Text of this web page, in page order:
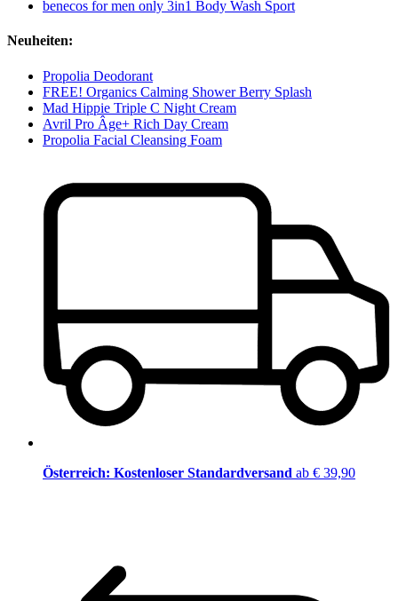
benecos for men only 3in1 Body Wash Sport
Neuheiten:
Propolia Deodorant
FREE! Organics Calming Shower Berry Splash
Mad Hippie Triple C Night Cream
Avril Pro Âge+ Rich Day Cream
Propolia Facial Cleansing Foam
Österreich: Kostenloser Standardversand ab € 39,90